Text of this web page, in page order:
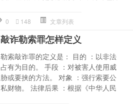
0 148 文章列表
敲诈勒索罪怎样定义
勒索敲诈罪的定义是： 目的 ：以非法
占有为目的。 手段 ：对被害人使用威
胁或要挟的方法。 对象 ：强行索要公
私财物。 法律后果 ：根据《中华人民